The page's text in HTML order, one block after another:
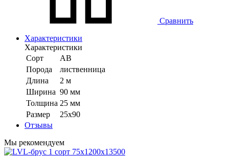
Сравнить
Характеристики
Характеристики
Сорт
АВ
Порода
лиственница
Длина
2 м
Ширина 90 мм
Толщина 25 мм
Размер
25х90
Отзывы
Мы рекомендуем